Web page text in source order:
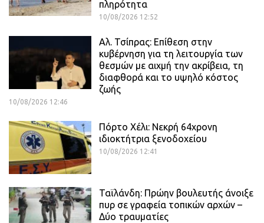
πληρότητα
10/08/2026 12:52
Αλ. Τσίπρας: Επίθεση στην
κυβέρνηση για τη λειτουργία των
θεσμών με αιχμή την ακρίβεια, τη
διαφθορά και το υψηλό κόστος
ζωής
10/08/2026 12:46
Πόρτο Χέλι: Νεκρή 64χρονη
ιδιοκτήτρια ξενοδοχείου
10/08/2026 12:41
Ταϊλάνδη: Πρώην βουλευτής άνοιξε
πυρ σε γραφεία τοπικών αρχών –
Δύο τραυματίες